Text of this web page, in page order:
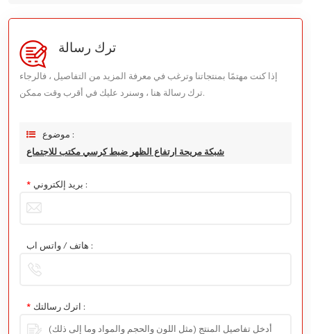
ترك رسالة
إذا كنت مهتمًا بمنتجاتنا وترغب في معرفة المزيد من التفاصيل ، فالرجاء
ترك رسالة هنا ، وسنرد عليك في أقرب وقت ممكن.
موضوع :
شبكة مريحة ارتفاع الظهر ضبط كرسي مكتب للاجتماع
* بريد إلكتروني :
هاتف / واتس اب :
* اترك رسالتك :